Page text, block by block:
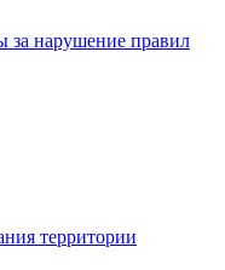
нарушение правил
территории